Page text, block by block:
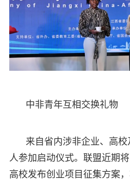
中非青年互相交换礼物
来自省内涉非企业、高
人参加启动仪式。联盟近期
高校发布创业项目征集方案